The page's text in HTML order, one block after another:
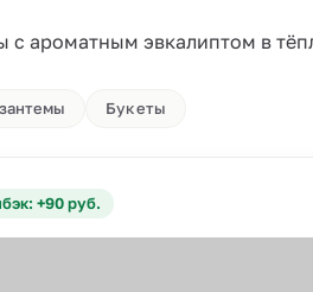
с ароматным эвкалиптом в
Букеты
+90 руб.